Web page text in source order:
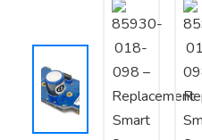
Tư vấn – Thiết kế –
Thi công – Lắp đặt hệ